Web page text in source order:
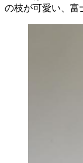
の枝が可愛い、富